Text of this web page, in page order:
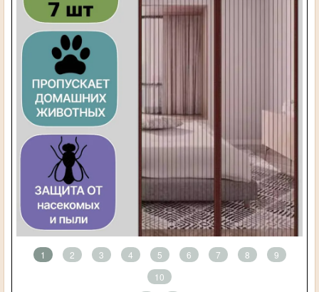
1 2 3 4 5 6 7 8
9
10